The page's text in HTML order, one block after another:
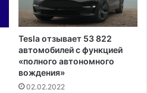
Tesla отзывает 53 822
автомобилей с функцией
«полного автономного
вождения»
02.02.2022